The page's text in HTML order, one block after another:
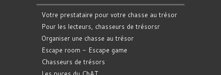
Votre prestataire pour votre chasse au trésor
Pour les lecteurs, chasseurs de trésorsr
Organiser une chasse au trésor
Escape room - Escape game
Chasseurs de trésors